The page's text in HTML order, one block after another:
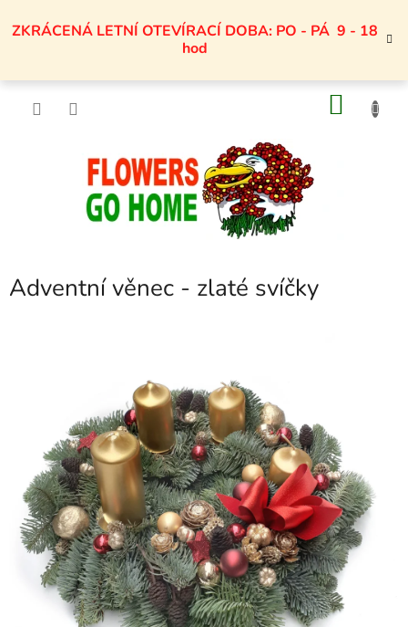
naZKRÁCENÁ LETNÍ OTEVÍRACÍ DOBA: PO - PÁ 9 - 18
hod
Adventní věnec - zlaté svíčky